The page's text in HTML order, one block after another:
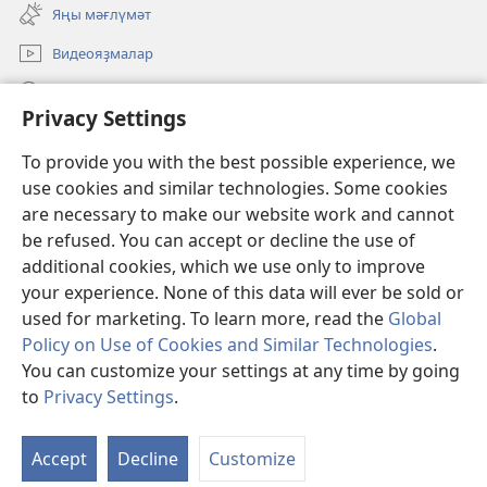
Privacy Settings
To provide you with the best possible experience, we
use cookies and similar technologies. Some cookies
are necessary to make our website work and cannot
be refused. You can accept or decline the use of
additional cookies, which we use only to improve
your experience. None of this data will ever be sold or
used for marketing. To learn more, read the Global
Policy on Use of Cookies and Similar Technologies.
You can customize your settings at any time by going
to Privacy Settings.
Accept Decline Customize
new
window)
Яңы мәғлүмәт
Видеояҙмалар
(opens
window)Күҙәтеү манараһының ОНЛАЙН КИТАПХАНАҺЫ
(opens
new
window)JW Hub ®
(opens
new
window)
Copyright© 2026 Watch Tower Bible and Tract Society of Pennsylvania.
ҠУЛЛАНЫУ ҠАҒИҘӘЛӘРЕ